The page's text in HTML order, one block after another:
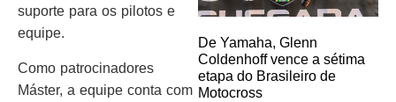
suporte para os pilotos e
equipe.
Como patrocinadores
Máster, a equipe conta com
De Yamaha, Glenn
Coldenhoff vence a sétima
etapa do Brasileiro de
Motocross